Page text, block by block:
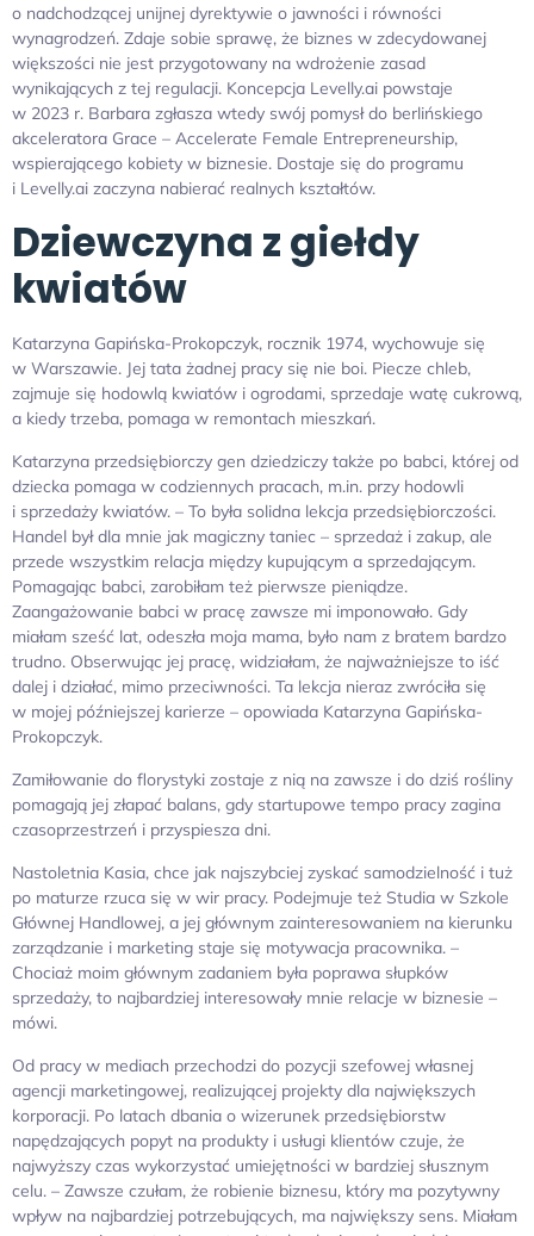
o nadchodzącej unijnej dyrektywie o jawności i równości
wynagrodzeń. Zdaje sobie sprawę, że biznes w zdecydowanej
większości nie jest przygotowany na wdrożenie zasad
wynikających z tej regulacji. Koncepcja Levelly.ai powstaje
w 2023 r. Barbara zgłasza wtedy swój pomysł do berlińskiego
akceleratora Grace – Accelerate Female Entrepreneurship,
wspierającego kobiety w biznesie. Dostaje się do programu
i Levelly.ai zaczyna nabierać realnych kształtów.
Dziewczyna z giełdy
kwiatów
Katarzyna Gapińska-Prokopczyk, rocznik 1974, wychowuje się
w Warszawie. Jej tata żadnej pracy się nie boi. Piecze chleb,
zajmuje się hodowlą kwiatów i ogrodami, sprzedaje watę cukrową,
a kiedy trzeba, pomaga w remontach mieszkań.
Katarzyna przedsiębiorczy gen dziedziczy także po babci, której od
dziecka pomaga w codziennych pracach, m.in. przy hodowli
i sprzedaży kwiatów. – To była solidna lekcja przedsiębiorczości.
Handel był dla mnie jak magiczny taniec – sprzedaż i zakup, ale
przede wszystkim relacja między kupującym a sprzedającym.
Pomagając babci, zarobiłam też pierwsze pieniądze.
Zaangażowanie babci w pracę zawsze mi imponowało. Gdy
miałam sześć lat, odeszła moja mama, było nam z bratem bardzo
trudno. Obserwując jej pracę, widziałam, że najważniejsze to iść
dalej i działać, mimo przeciwności. Ta lekcja nieraz zwróciła się
w mojej późniejszej karierze – opowiada Katarzyna Gapińska-
Prokopczyk.
Zamiłowanie do florystyki zostaje z nią na zawsze i do dziś rośliny
pomagają jej złapać balans, gdy startupowe tempo pracy zagina
czasoprzestrzeń i przyspiesza dni.
Nastoletnia Kasia, chce jak najszybciej zyskać samodzielność i tuż
po maturze rzuca się w wir pracy. Podejmuje też Studia w Szkole
Głównej Handlowej, a jej głównym zainteresowaniem na kierunku
zarządzanie i marketing staje się motywacja pracownika. –
Chociaż moim głównym zadaniem była poprawa słupków
sprzedaży, to najbardziej interesowały mnie relacje w biznesie –
mówi.
Od pracy w mediach przechodzi do pozycji szefowej własnej
agencji marketingowej, realizującej projekty dla największych
korporacji. Po latach dbania o wizerunek przedsiębiorstw
napędzających popyt na produkty i usługi klientów czuje, że
najwyższy czas wykorzystać umiejętności w bardziej słusznym
celu. – Zawsze czułam, że robienie biznesu, który ma pozytywny
wpływ na najbardziej potrzebujących, ma największy sens. Miałam